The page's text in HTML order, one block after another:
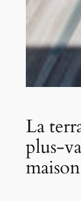
La
plus-
maison